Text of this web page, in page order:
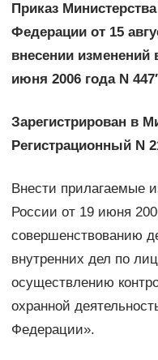
Приказ
Федерации от 15
внесении изменений
июня 2006 года N
Зарегистрирован в
Регистрационный N
Внести прилагаемые
России от 19 июня
совершенствованию
внутренних дел по
осуществлению
охранной
Федерации».